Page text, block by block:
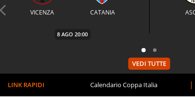
VICENZA CATANIA
8 AGO 20:00
VEDI TUTTE
LINK RAPIDI Calendario Coppa Italia